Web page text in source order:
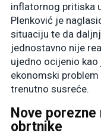
inflatornog pritiska
Plenković je
situaciju te da
jednostavno nije
ujedno ocijenio
ekonomski
trenutno susreće.
Nove
obrtnike